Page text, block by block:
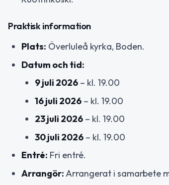
Praktisk information
Plats: Överluleå kyrka, Boden.
Datum och tid:
9 juli 2026 – kl. 19.00
16 juli 2026 – kl. 19.00
23 juli 2026 – kl. 19.00
30 juli 2026 – kl. 19.00
Entré: Fri entré.
Arrangör: Arrangerat i samarbete